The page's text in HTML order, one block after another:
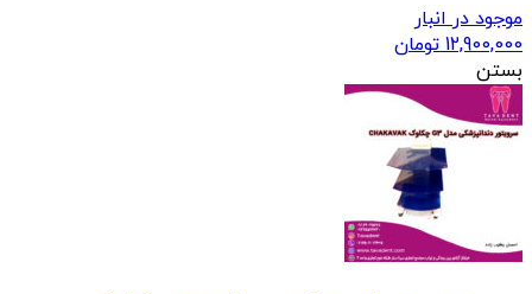
موجود در انبار
12,900,000 تومان
بستن